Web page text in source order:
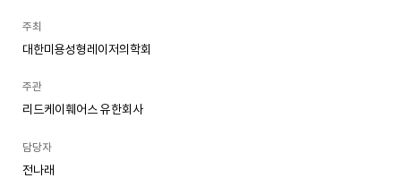
주최
대한미용성형레이저의학회
주관
리드케이훼어스 유한회사
담당자
전나래